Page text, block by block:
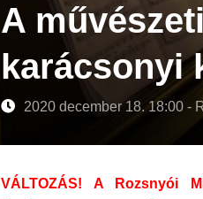
A
karácsonyi
2020 december 18. 18:00 -
VÁLTOZÁS! A Rozsnyói